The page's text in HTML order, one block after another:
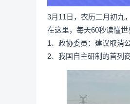
3月11日，农历二月初九
在这里，每天60秒读懂世
1、政协委员：建议取消
2、我国自主研制的首列